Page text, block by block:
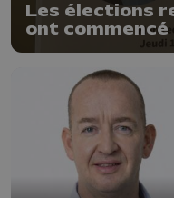
Les élections
ont commencé